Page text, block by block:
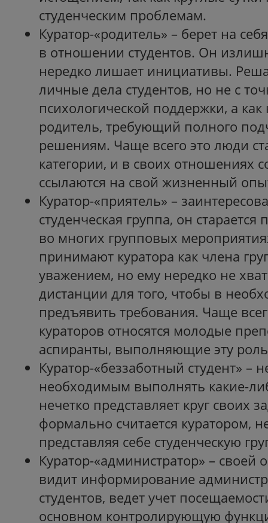
студенческим проблемам.
Куратор-«родитель» – берет на
в отношении студентов. Он
нередко лишает инициативы.
личные дела студентов, но не с
психологической поддержки, а
родитель, требующий полного
решениям. Чаще всего это люди
категории, и в своих отношениях
ссылаются на свой жизненный
Куратор-«приятель» –
студенческая группа, он
во многих групповых
принимают куратора как члена
уважением, но ему нередко не
дистанции для того, чтобы в
предъявить требования. Чаще
кураторов относятся молодые
аспиранты, выполняющие эту
Куратор-«беззаботный студент» –
необходимым выполнять какие-
нечетко представляет круг своих
формально считается куратором,
представляя себе студенческую
Куратор-«администратор» – своей
видит информирование
студентов, ведет учет
основном контролирующую